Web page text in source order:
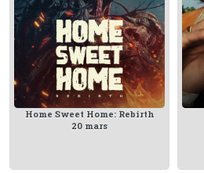
Home Sweet Home: Rebirth
20 mars